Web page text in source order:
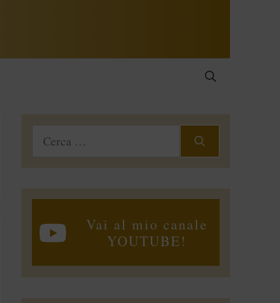
Ricerca
Vai al mio canale
YOUTUBE!